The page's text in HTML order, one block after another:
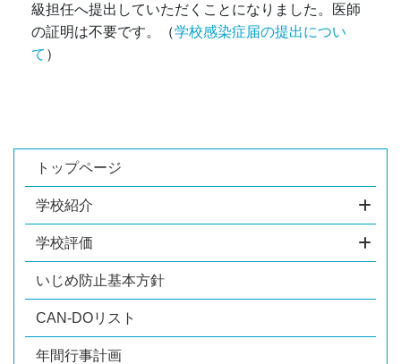
トップページ
学校紹介
学校評価
いじめ防止基本方針
CAN-DOリスト
年間行事計画
級担任へ提出していただくことになりました。医師
の証明は不要です。（学校感染症届の提出につい
て ）